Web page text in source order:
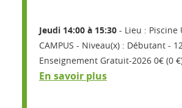
Jeudi 14:00 à 15:30
Lieu :
CAMPUS
Niveau(x) : Débutant
Enseignement Gratuit-2026 0€ (0
En savoir plus